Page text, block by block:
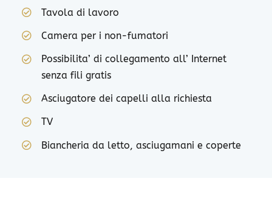
Tavola di lavoro
Camera per i non-fumatori
Possibilita’ di collegamento all’ Internet
senza fili gratis
Asciugatore dei capelli alla richiesta
TV
Biancheria da letto, asciugamani e coperte